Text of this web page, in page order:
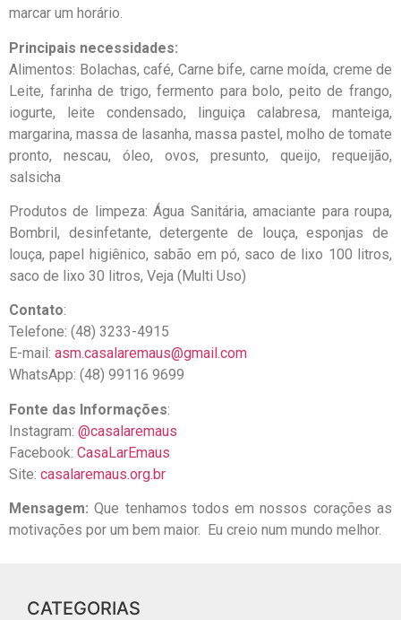
marcar um horário.
Principais necessidades:
Alimentos: Bolachas, café, Carne bife, carne moída, creme de
Leite, farinha de trigo, fermento para bolo, peito de frango,
iogurte, leite condensado, linguiça calabresa, manteiga,
margarina, massa de lasanha, massa pastel, molho de tomate
pronto, nescau, óleo, ovos, presunto, queijo, requeijão,
salsicha
Produtos de limpeza: Água Sanitária, amaciante para roupa,
Bombril, desinfetante, detergente de louça, esponjas de
louça, papel higiênico, sabão em pó, saco de lixo 100 litros,
saco de lixo 30 litros, Veja (Multi Uso)
Contato:
Telefone: (48) 3233-4915
E-mail: asm.casalaremaus@gmail.com
WhatsApp: (48) 99116 9699
Fonte das Informações:
Instagram: @casalaremaus
Facebook: CasaLarEmaus
Site: casalaremaus.org.br
Mensagem:Que tenhamos todos em nossos corações as
motivações por um bem maior.
Eu creio num mundo melhor.
CATEGORIAS